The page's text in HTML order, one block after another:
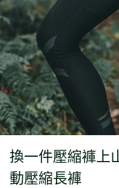
換一件壓縮褲上
動壓縮長褲